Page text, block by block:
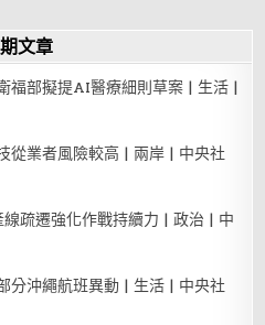
文章
部擬提AI醫療細則草案 | 生活 |
業者風險較高 | 兩岸 | 中央社
疏遷強化作戰持續力 | 政治 | 中
沖繩航班異動 | 生活 | 中央社